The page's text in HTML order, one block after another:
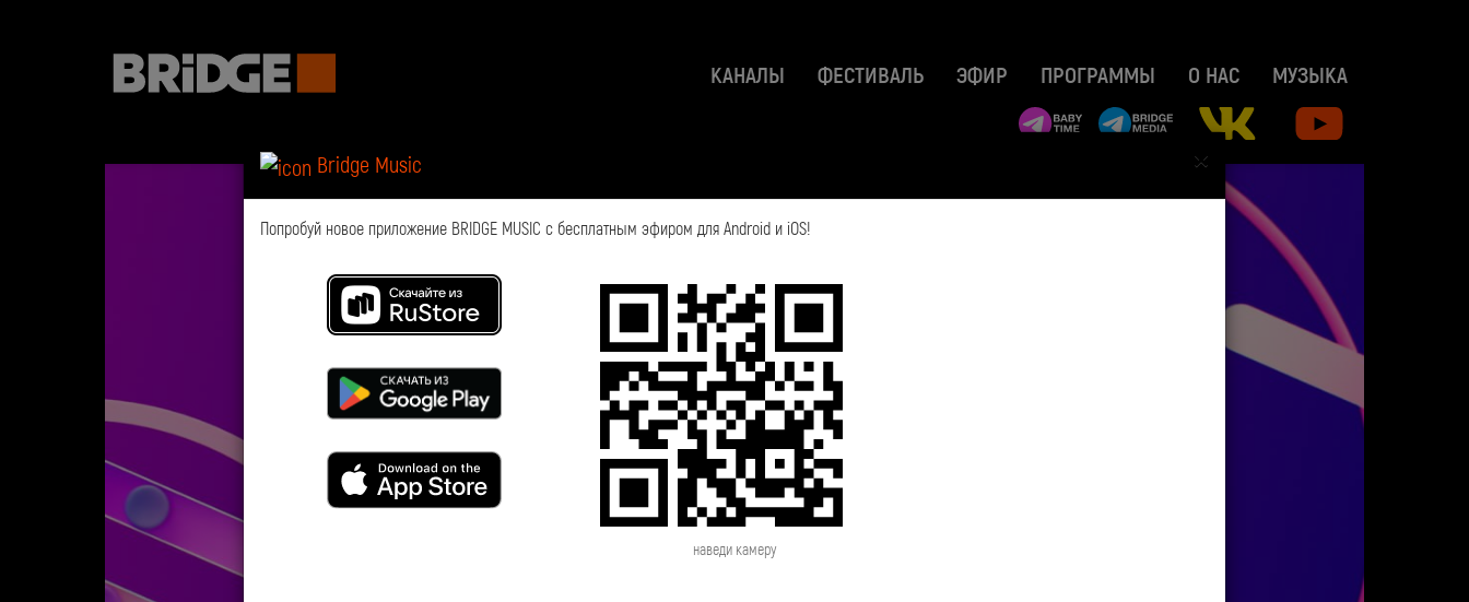
КАНАЛЫ ФЕСТИВАЛЬ ЭФИР ПРОГРАММЫ О НАС МУЗЫКА
×
Bridge Music
Попробуй новое приложение BRIDGE MUSIC с бесплатным эфиром для Android и iOS!
наведи камеру